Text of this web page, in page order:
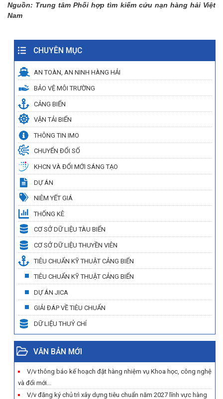
Nguồn: Trung tâm Phối hợp tìm kiếm cứu nạn hàng hải Việt
Nam
CHUYÊN MỤC
AN TOÀN, AN NINH HÀNG HẢI
BẢO VỆ MÔI TRƯỜNG
CẢNG BIỂN
VẬN TẢI BIỂN
THÔNG TIN IMO
CHUYỂN ĐỔI SỐ
KHCN VÀ ĐỔI MỚI SÁNG TẠO
DỰ ÁN
NIÊM YẾT GIÁ
THỐNG KÊ
CƠ SỞ DỮ LIỆU TÀU BIỂN
CƠ SỞ DỮ LIỆU THUYỀN VIÊN
TIÊU CHUẨN KỸ THUẬT CẢNG BIỂN
TIÊU CHUẨN KỸ THUẬT CẢNG BIỂN
DỰ ÁN JICA
GIẢI ĐÁP VỀ TIÊU CHUẨN
DỮ LIỆU THUỶ CHÍ
VĂN BẢN MỚI
V/v thông báo kế hoạch đặt hàng nhiệm vụ Khoa học, công nghệ
và đổi mới...
V/v đăng ký chủ trì xây dựng tiêu chuẩn năm 2027 lĩnh vực hàng